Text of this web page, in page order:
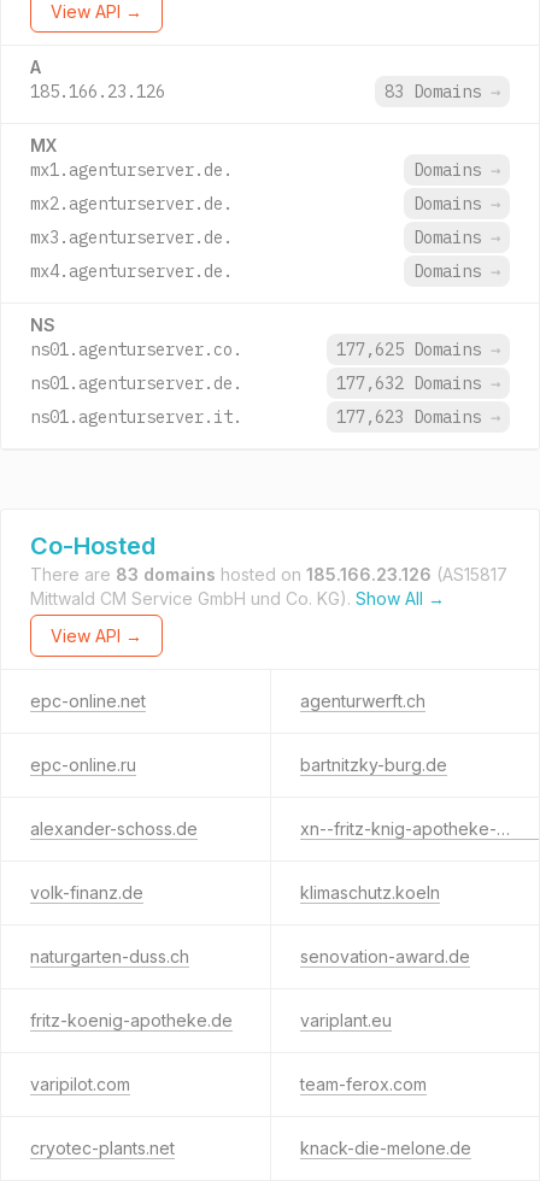
View API →
A
185.166.23.126 83 Domains →
MX
mx1.agenturserver.de. Domains →
mx2.agenturserver.de.
Domains →
mx3.agenturserver.de.
Domains →
mx4.agenturserver.de.
Domains →
NS
ns01.agenturserver.co. 177,625 Domains →
ns01.agenturserver.de.
177,632 Domains →
ns01.agenturserver.it.
177,623 Domains →
Co-Hosted
There are 83 domains hosted on 185.166.23.126 (AS15817
Mittwald CM Service GmbH und Co. KG). Show All →
View API →
epc-online.net agenturwerft.ch
epc-online.ru bartnitzky-burg.de
alexander-schoss.de xn--fritz-knig-apotheke-w6b.de
volk-finanz.de klimaschutz.koeln
naturgarten-duss.ch senovation-award.de
fritz-koenig-apotheke.de variplant.eu
varipilot.com team-ferox.com
cryotec-plants.net knack-die-melone.de